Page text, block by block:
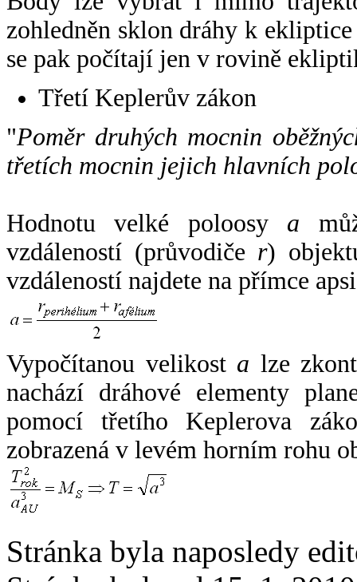
zohledněn sklon dráhy k
se pak počítají jen v rovině
Třetí Keplerův zákon
"Poměr druhých mocnin
třetích mocnin jejich hlavních
Hodnotu velké poloosy a
vzdáleností (průvodiče r)
vzdáleností najdete na přímce
Vypočítanou velikost a lze
nachází dráhové elementy
pomocí třetího Keplerova
zobrazená v levém horním rohu
Stránka byla naposledy